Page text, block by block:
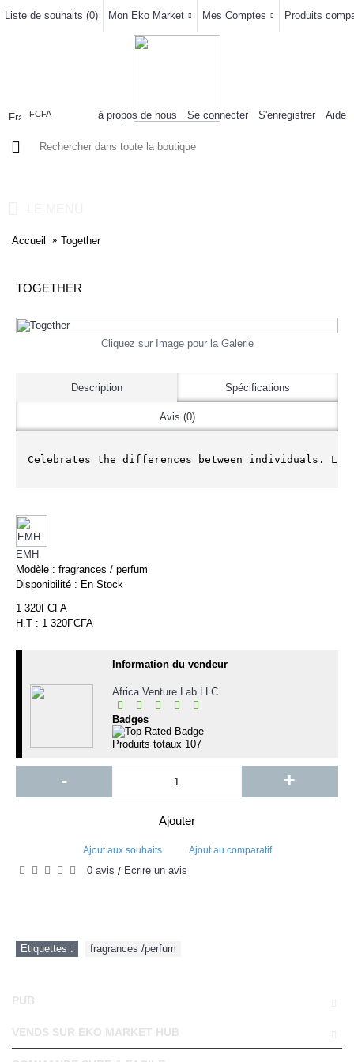
Liste de souhaits (0) Mon Eko Market Mes Comptes Produits
FCFA à propos de nous Se connecter S'enregistrer Aide
Accueil Together
TOGETHER
Cliquez sur Image pour la Galerie
Description Spécifications
Avis (0)
Celebrates the differences between individuals.
EMH
Modèle : fragrances / perfum
Disponibilité : En Stock
1 320FCFA
H.T : 1 320FCFA
Information du vendeur
Africa Venture Lab LLC
Badges
Produits totaux 107
- +
Ajouter
Ajout aux souhaits Ajout au comparatif
0 avis / Écrire un avis
Etiquettes : fragrances /perfum
PUB
VENDS SUR EKO MARKET HUB